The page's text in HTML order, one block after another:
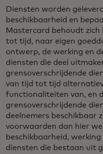
Diensten worden
beschikbaarheid en
Mastercard behoudt
tot tijd, naar eigen
ontwerp, de werking en
diensten die deel
grensoverschrijdende
van tijd tot tijd
functionaliteiten van, en
grensoverschrijdende
deelnemers beschikbaar
voorwaarden dan hier
beschikbaarheid,
diensten die bestaan uit